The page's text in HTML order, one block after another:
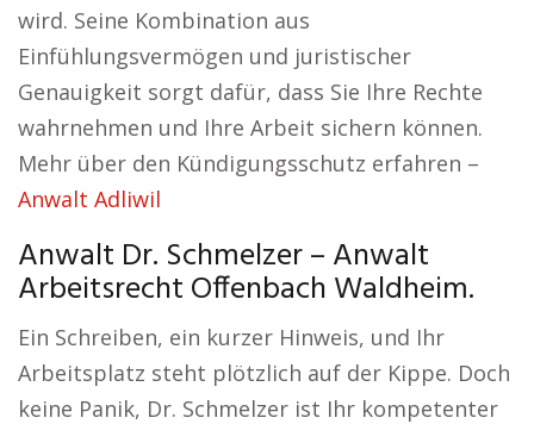
wird. Seine Kombination aus
Einfühlungsvermögen und juristischer
Genauigkeit sorgt dafür, dass Sie Ihre Rechte
wahrnehmen und Ihre Arbeit sichern können.
Mehr über den Kündigungsschutz erfahren –
Anwalt Adliwil
Anwalt Dr. Schmelzer – Anwalt
Arbeitsrecht Offenbach Waldheim.
Ein Schreiben, ein kurzer Hinweis, und Ihr
Arbeitsplatz steht plötzlich auf der Kippe. Doch
keine Panik, Dr. Schmelzer ist Ihr kompetenter